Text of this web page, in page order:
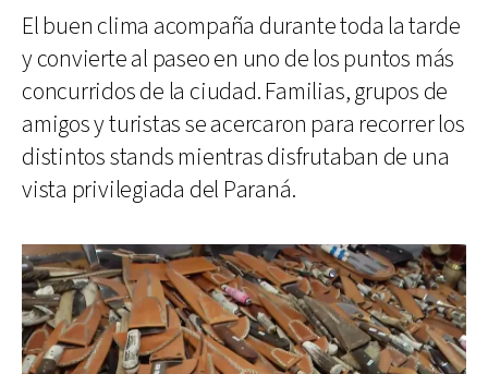
El buen clima acompaña durante toda la tarde
y convierte al paseo en uno de los puntos más
concurridos de la ciudad. Familias, grupos de
amigos y turistas se acercaron para recorrer los
distintos stands mientras disfrutaban de una
vista privilegiada del Paraná.